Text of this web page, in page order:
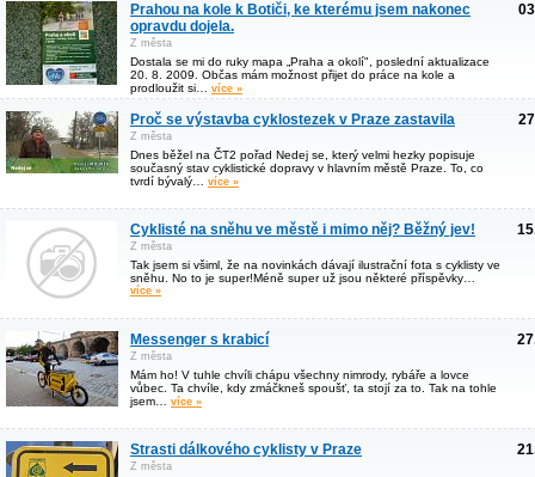
Prahou na kole k Botiči, ke kterému jsem nakonec
opravdu dojela.
Z města
Dostala se mi do ruky mapa „Praha a okolí", poslední aktualizace
20. 8. 2009. Občas mám možnost přijet do práce na kole a
prodloužit si… více »
Proč se výstavba cyklostezek v Praze zastavila
Z města
Dnes běžel na ČT2 pořad Nedej se, který velmi hezky popisuje
současný stav cyklistické dopravy v hlavním městě Praze. To, co
tvrdí bývalý… více »
Cyklisté na sněhu ve městě i mimo něj? Běžný jev!
Z města
Tak jsem si všiml, že na novinkách dávají ilustrační fota s cyklisty ve
sněhu. No to je super!Méně super už jsou některé příspěvky…
více »
Messenger s krabicí
Z města
Mám ho! V tuhle chvíli chápu všechny nimrody, rybáře a lovce
vůbec. Ta chvíle, kdy zmáčkneš spoušť, ta stojí za to. Tak na tohle
jsem… více »
Strasti dálkového cyklisty v Praze
Z města